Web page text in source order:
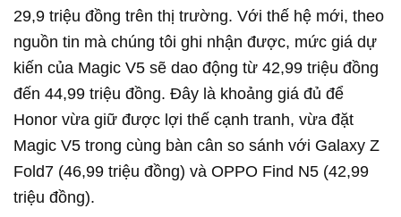
29,9 triệu đồng trên thị trường. Với thế hệ mới, theo
nguồn tin mà chúng tôi ghi nhận được, mức giá dự
kiến của Magic V5 sẽ dao động từ 42,99 triệu đồng
đến 44,99 triệu đồng. Đây là khoảng giá đủ để
Honor vừa giữ được lợi thế cạnh tranh, vừa đặt
Magic V5 trong cùng bàn cân so sánh với Galaxy Z
Fold7 (46,99 triệu đồng) và OPPO Find N5 (42,99
triệu đồng).